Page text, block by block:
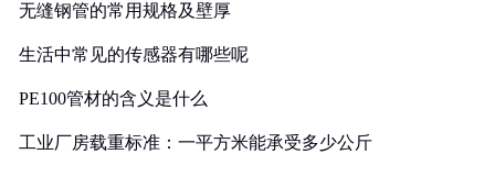
无缝钢管的常用规格及壁厚
生活中常见的传感器有哪些呢
PE100管材的含义是什么
工业厂房载重标准：一平方米能承受多少公斤